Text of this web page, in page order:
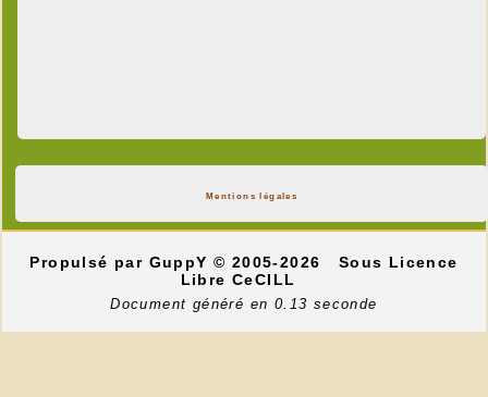
Mentions légales
Propulsé par GuppY© 2005-2026
Sous Licence
Libre CeCILL
Document généré en 0.13 seconde